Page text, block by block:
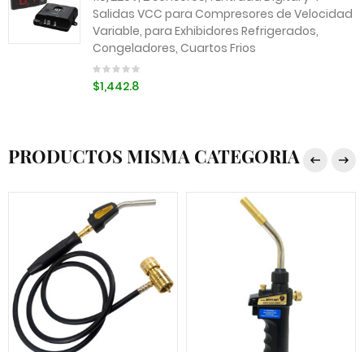
Salidas VCC para Compresores de Velocidad
Variable, para Exhibidores Refrigerados,
Congeladores, Cuartos Frios
$1,442.8
PRODUCTOS MISMA CATEGORIA